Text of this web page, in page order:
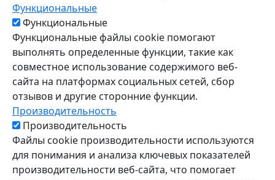
Функциональные
Функциональные
Функциональные файлы cookie помогают
выполнять определенные функции, такие как
совместное использование содержимого веб-
сайта на платформах социальных сетей, сбор
отзывов и другие сторонние функции.
Производительность
Производительность
Файлы cookie производительности используются
для понимания и анализа ключевых показателей
производительности веб-сайта, что помогает